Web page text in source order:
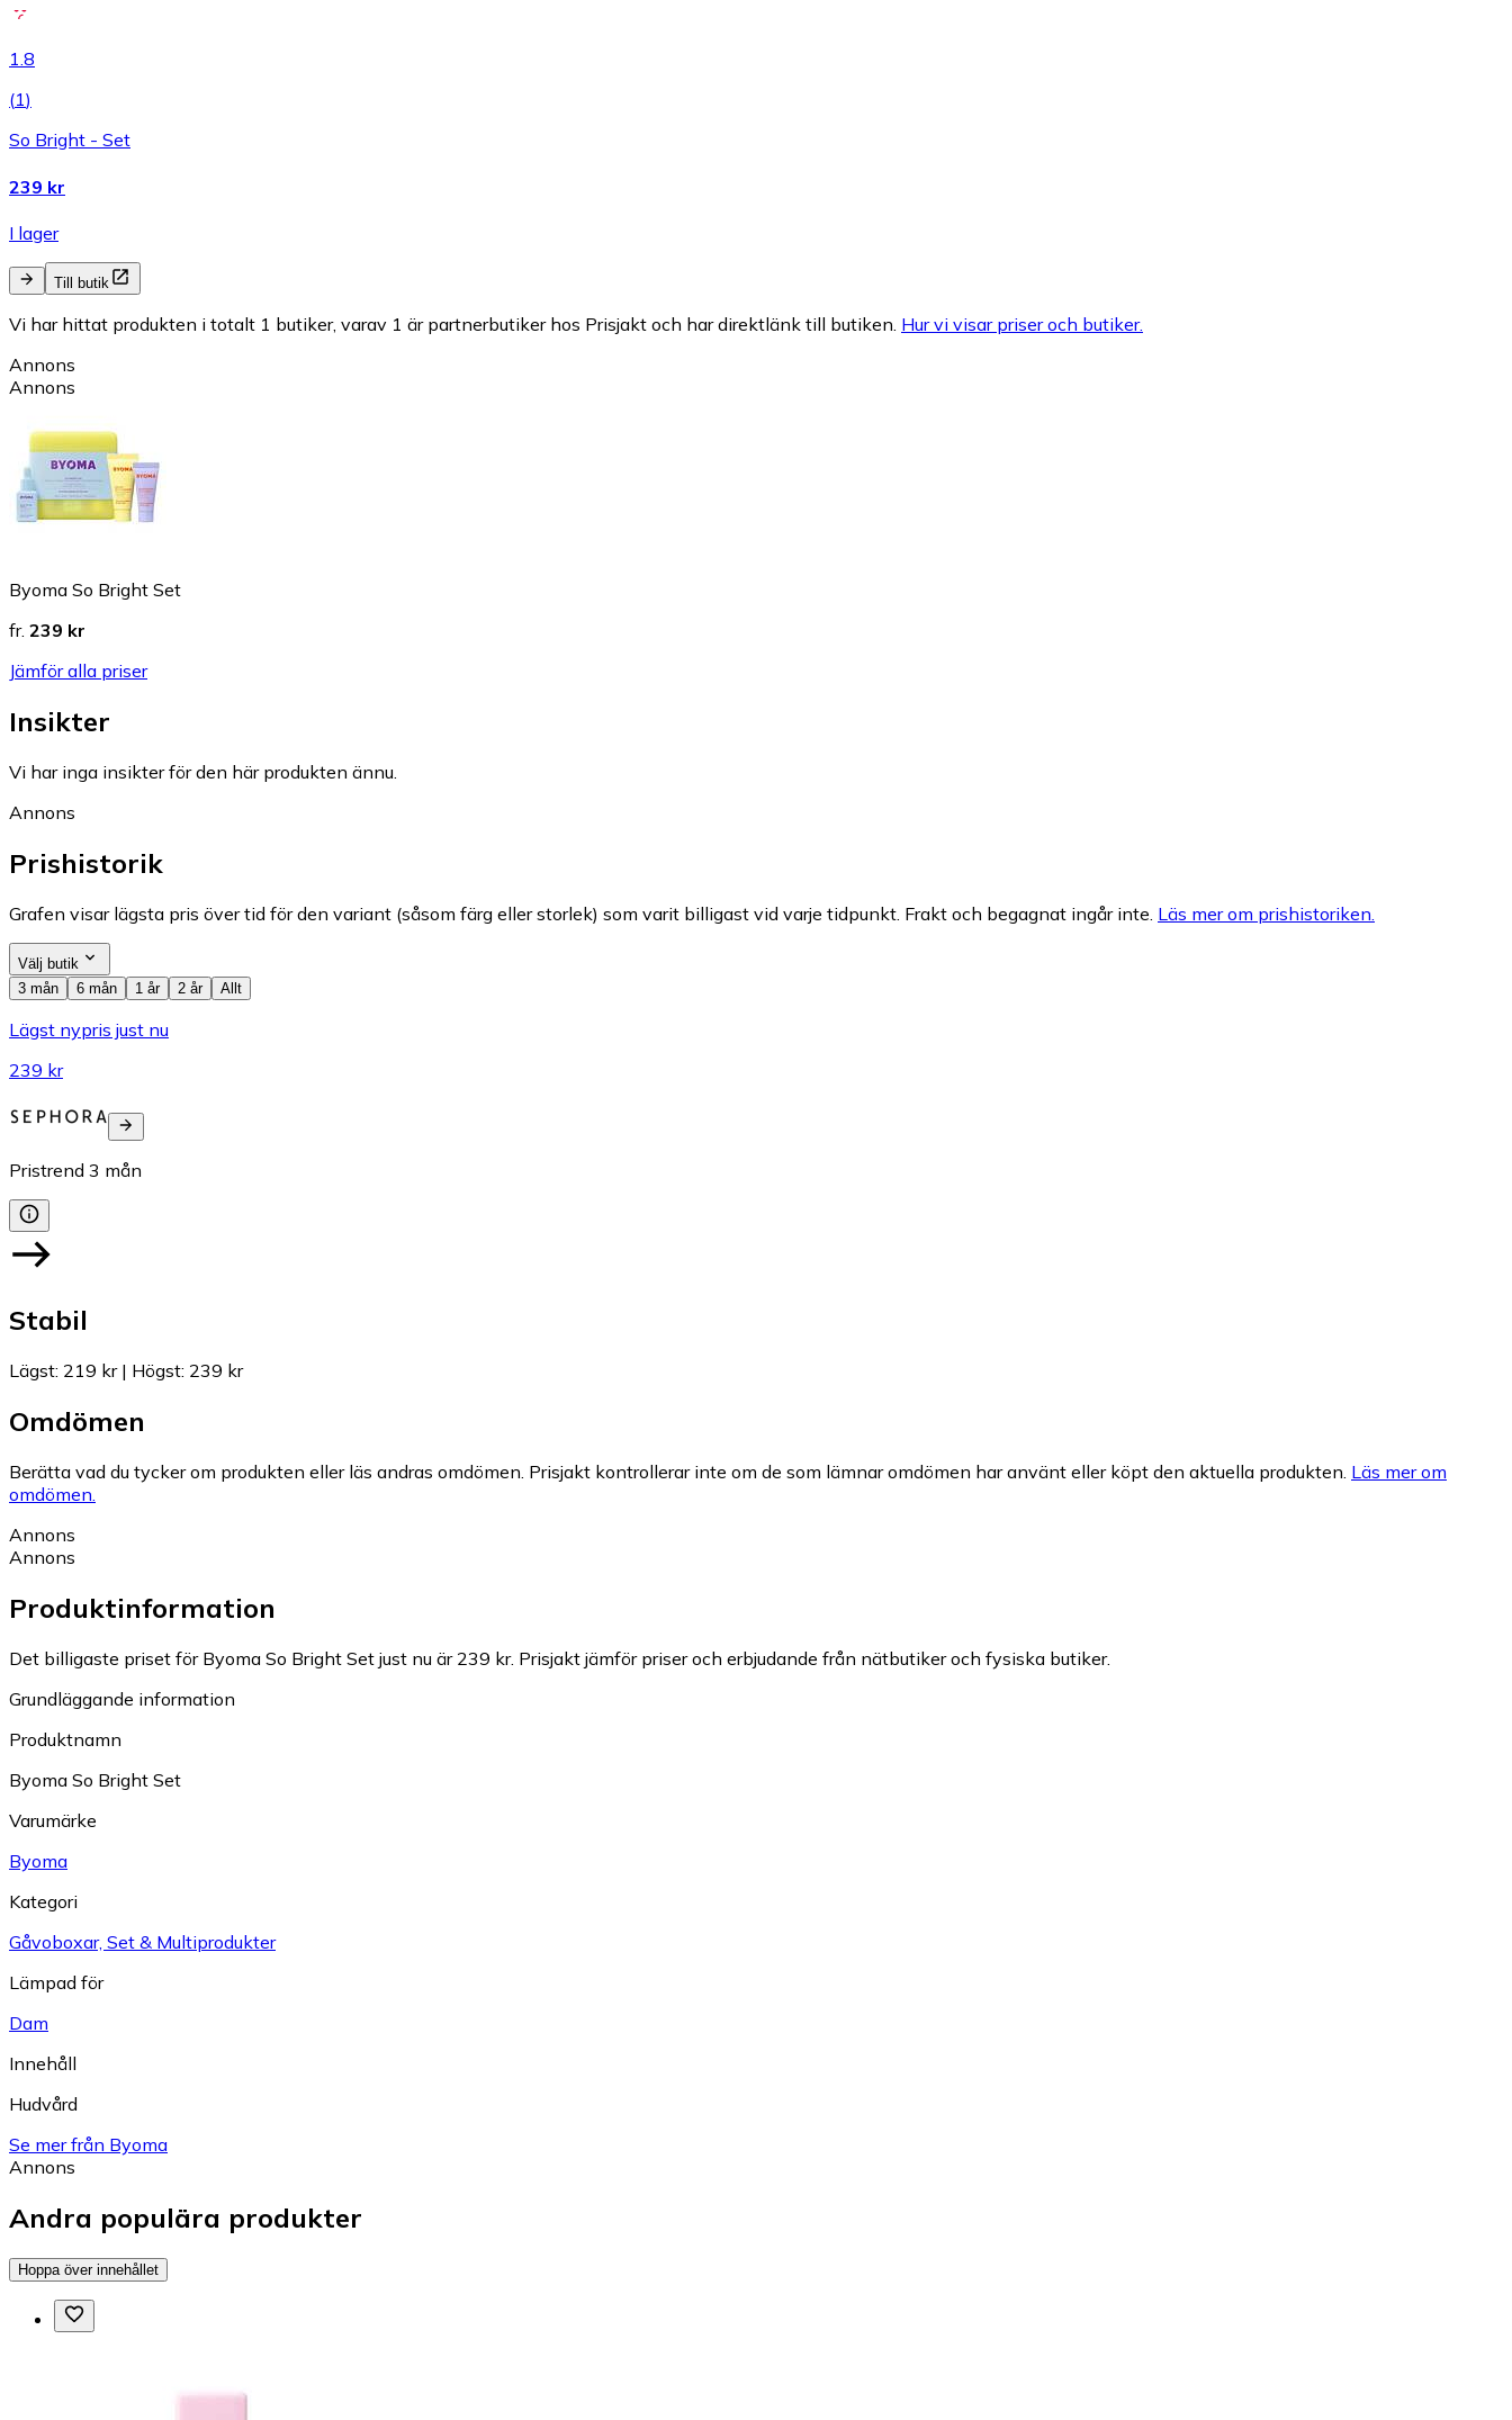
1.8
(1)
So Bright - Set
239 kr
I lager
Till butik
Vi har hittat produkten i totalt 1 butiker, varav 1 är partnerbutiker hos Prisjakt och har direktlänk till butiken. Hur vi visar priser och butiker.
Annons
Annons
Byoma So Bright Set
fr. 239 kr
Jämför alla priser
Insikter
Vi har inga insikter för den här produkten ännu.
Annons
Prishistorik
Grafen visar lägsta pris över tid för den variant (såsom färg eller storlek) som varit billigast vid varje tidpunkt. Frakt och begagnat ingår inte. Läs mer om prishistoriken.
Välj butik
3 mån
6 mån 1 år 2 år Allt
Lägst nypris just nu
239 kr
Pristrend 3 mån
Stabil
Lägst: 219 kr| Högst: 239 kr
Omdömen
Berätta vad du tycker om produkten eller läs andras omdömen. Prisjakt kontrollerar inte om de som lämnar omdömen har använt eller köpt den aktuella produkten. Läs mer om
omdömen.
Annons
Annons
Produktinformation
Det billigaste priset för Byoma So Bright Set just nu är 239 kr. Prisjakt jämför priser och erbjudande från nätbutiker och fysiska butiker.
Grundläggande information
Produktnamn
Byoma So Bright Set
Varumärke
Byoma
Kategori
Gåvoboxar, Set & Multiprodukter
Lämpad för
Dam
Innehåll
Hudvård
Se mer från Byoma
Annons
Andra populära produkter
Hoppa över innehållet